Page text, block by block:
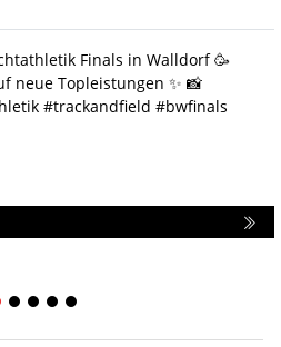
Finals in Walldorf 🥳
neue Topleistungen ✨️ 📸
#trackandfield #bwfinals
2 3 4 5